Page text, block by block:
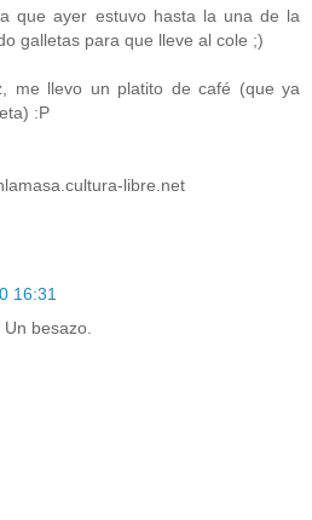
que ayer estuvo hasta la una de la
galletas para que lleve al cole ;)
me llevo un platito de café (que ya
:P
libre.net
16:31
besazo.